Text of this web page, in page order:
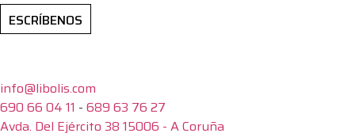
ESCRÍBENOS
info@libolis.com
690 66 04 11 - 689 63 76 27
Avda. Del Ejército 38 15006 - A Coruña